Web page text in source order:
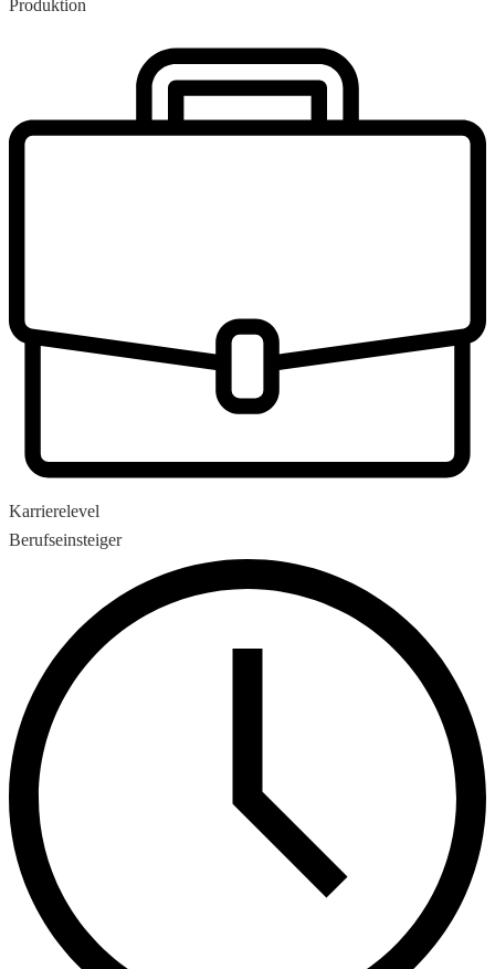
Produktion
Karrierelevel
Berufseinsteiger